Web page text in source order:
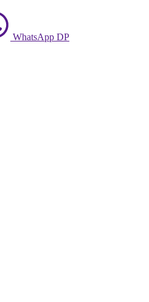
WhatsApp DP